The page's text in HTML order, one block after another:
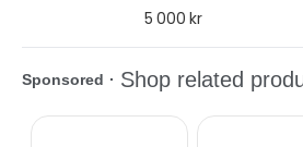
5 000 kr